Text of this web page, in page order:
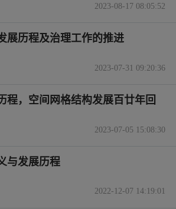
2023-08-17 08:05:52
展历程及治理工作的推进
2023-07-31 09:20:36
程，空间网格结构发展百廿年回
2023-07-05 15:08:30
与发展历程
2022-12-07 14:19:01